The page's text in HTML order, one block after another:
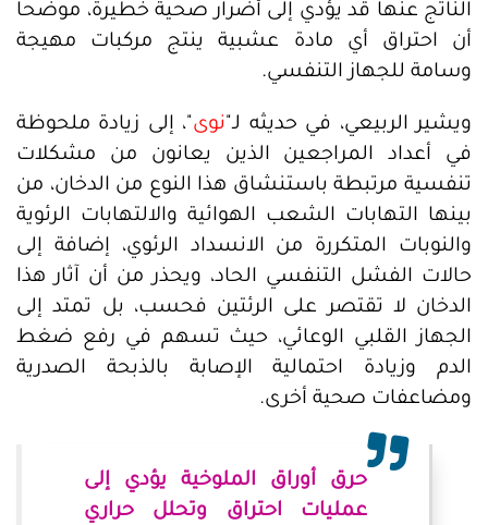
الناتج عنها قد يؤدي إلى أضرار صحية خطيرة، موضحاً
أن احتراق أي مادة عشبية ينتج مركبات مهيجة
وسامة للجهاز التنفسي.
ويشير الربيعي، في حديثه لـ" نوى "، إلى زيادة ملحوظة
في أعداد المراجعين الذين يعانون من مشكلات
تنفسية مرتبطة باستنشاق هذا النوع من الدخان، من
بينها التهابات الشعب الهوائية والالتهابات الرئوية
والنوبات المتكررة من الانسداد الرئوي، إضافة إلى
حالات الفشل التنفسي الحاد، ويحذر من أن آثار هذا
الدخان لا تقتصر على الرئتين فحسب، بل تمتد إلى
الجهاز القلبي الوعائي، حيث تسهم في رفع ضغط
الدم وزيادة احتمالية الإصابة بالذبحة الصدرية
ومضاعفات صحية أخرى.
حرق أوراق الملوخية يؤدي إلى
عمليات احتراق وتحلل حراري